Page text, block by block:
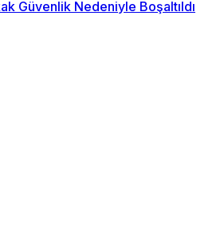
Güvenlik Nedeniyle Boşaltıldı